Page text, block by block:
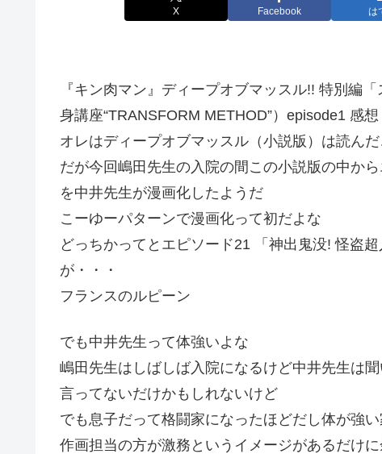
X Facebook は
『キン肉マン』ディープオブマッスル!! 特別編
身講座“TRANSFORM METHOD”）episode1 感
オレはディープオブマッスル（小説版）は読ん
だが今回嶋田先生の入院の間この小説版の中か
を中井先生が漫画化したようだ
こーゆーパターンで漫画化って初だよな
どっちかってとエピソード21 「神出鬼没! 怪盗
が・・・
フランスのルピーン
でも中井先生って体強いよな
嶋田先生はしばしば入院になるけど中井先生は
言ってないだけかもしれないけど
でも息子だって格闘家になったほどだし体が強
作画担当の方が激務というイメージがあるだけ